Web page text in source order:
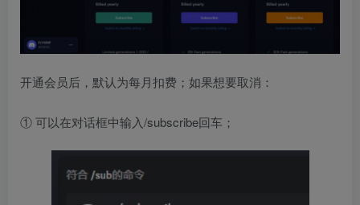
开通会员后，默认为每月扣费；如果想要取消：
① 可以在对话框中输入/subscribe回车；